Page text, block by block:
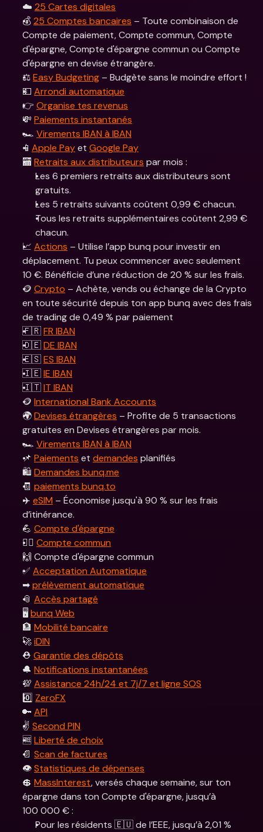
☁️ 25 Cartes digitales
💰 25 Comptes bancaires – Toute combinaison de
Compte de paiement, Compte commun, Compte
d'épargne, Compte d'épargne commun ou Compte
d'épargne en devise étrangère.
⚖️ Easy Budgeting – Budgète sans le moindre effort !
💵 Arrondi automatique
👉 Organise tes revenus
💸 Paiements instantanés
🏎 Virements IBAN à IBAN
📱 Apple Pay et Google Pay
🏧 Retraits aux distributeurs par mois :
Les 6 premiers retraits aux distributeurs sont
gratuits.
Les 5 retraits suivants coûtent 0,99 € chacun.
Tous les retraits supplémentaires coûtent 2,99 €
chacun.
📈 Actions – Utilise l’app bunq pour investir en
déplacement. Tu peux commencer avec seulement
10 €. Bénéficie d’une réduction de 20 % sur les frais.
🪙 Crypto – Achète, vends ou échange de la Crypto
en toute sécurité depuis ton app bunq avec des frais
de trading de 0,49 % par paiement
🇫🇷 FR IBAN
🇩🇪 DE IBAN
🇪🇸 ES IBAN
🇮🇪 IE IBAN
🇮🇹 IT IBAN
🪙 International Bank Accounts
🌍 Devises étrangères – Profite de 5 transactions
gratuites en Devises étrangères par mois.
🏎 Virements IBAN à IBAN
📌 Paiements et demandes planifiés
🛍 Demandes bunq.me
🧾 paiements bunq.to
✈️ eSIM – Économise jusqu'à 90 % sur les frais
d’itinérance.
💪 Compte d'épargne
👯‍♀ Compte commun
🙌 Compte d'épargne commun
✅ Acceptation Automatique
➡ prélèvement automatique
📎 Accès partagé
🖥 bunq Web
🏦 Mobilité bancaire
🚀 iDIN
⛑️ Garantie des dépôts
🔔 Notifications instantanées
💯 Assistance 24h/24 et 7j/7 et ligne SOS
0️⃣ ZeroFX
🔑 API
✌️ Second PIN
🆓 Liberté de choix
📄 Scan de factures
👁️ Statistiques de dépenses
💲 MassInterest, versés chaque semaine, sur ton
épargne dans ton Compte d'épargne, jusqu’à
100 000 € :
Pour les résidents 🇪🇺 de l’EEE, jusqu’à 2,01 %